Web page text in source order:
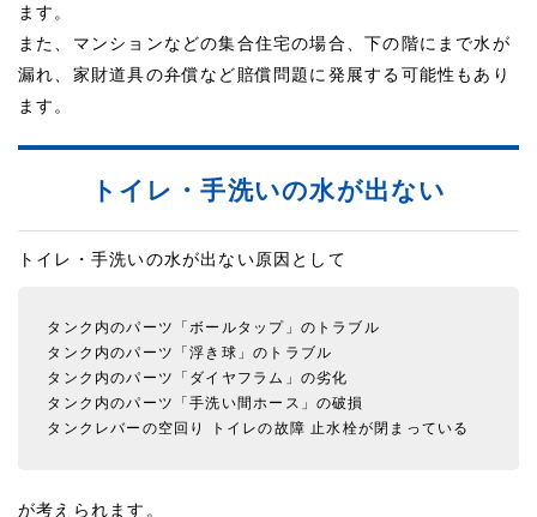
ます。
また、マンションなどの集合住宅の場合、下の階にまで水が
漏れ、家財道具の弁償など賠償問題に発展する可能性もあり
ます。
トイレ・手洗いの水が出ない
トイレ・手洗いの水が出ない原因として
タンク内のパーツ「ボールタップ」のトラブル
タンク内のパーツ「浮き球」のトラブル
タンク内のパーツ「ダイヤフラム」の劣化
タンク内のパーツ「手洗い間ホース」の破損
タンクレバーの空回り
トイレの故障 止水栓が閉まっている
が考えられます。